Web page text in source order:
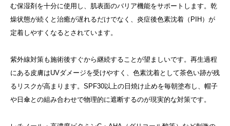
む保湿剤を十分に使用し、肌表面のバリア機能をサポートします。乾
燥状態が続くと治癒が遅れるだけでなく、炎症後色素沈着（PIH）が
定着しやすくなるとされています。
紫外線対策も施術後すぐから継続することが望ましいです。再生過程
にある皮膚はUVダメージを受けやすく、色素沈着として茶色い跡が残
るリスクが高まります。SPF30以上の日焼け止めを毎朝塗布し、帽子
や日傘との組み合わせで物理的に遮断するのが現実的な対策です。